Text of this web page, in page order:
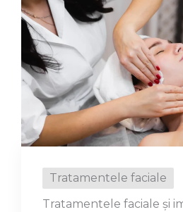
Tratamentele faciale
Tratamentele faciale și